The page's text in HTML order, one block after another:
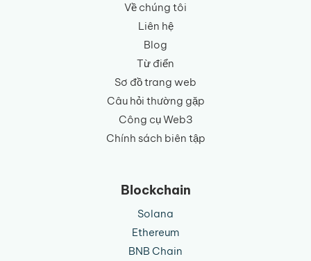
Về chúng tôi
Liên hệ
Blog
Từ điển
Sơ đồ trang web
Câu hỏi thường gặp
Công cụ Web3
Chính sách biên tập
Blockchain
Solana
Ethereum
BNB Chain